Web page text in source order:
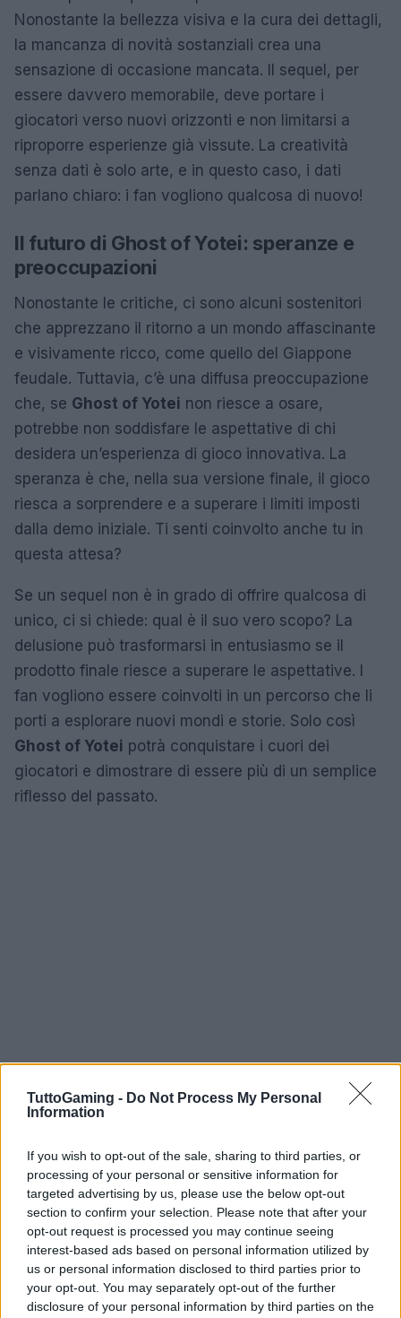
TuttoGaming - Do Not Process My Personal
Information
If you wish to opt-out of the sale, sharing to third parties, or
processing of your personal or sensitive information for
targeted advertising by us, please use the below opt-out
section to confirm your selection. Please note that after your
opt-out request is processed you may continue seeing
interest-based ads based on personal information utilized by
us or personal information disclosed to third parties prior to
your opt-out. You may separately opt-out of the further
disclosure of your personal information by third parties on the
Nonostante la bellezza visiva e la cura dei dettagli,
la mancanza di novità sostanziali crea una
sensazione di occasione mancata. Il sequel, per
essere davvero memorabile, deve portare i
giocatori verso nuovi orizzonti e non limitarsi a
riproporre esperienze già vissute. La creatività
senza dati è solo arte, e in questo caso, i dati
parlano chiaro: i fan vogliono qualcosa di nuovo!
Il futuro di Ghost of Yotei: speranze e
preoccupazioni
Nonostante le critiche, ci sono alcuni sostenitori
che apprezzano il ritorno a un mondo affascinante
e visivamente ricco, come quello del Giappone
feudale. Tuttavia, c’è una diffusa preoccupazione
che, se Ghost of Yotei non riesce a osare,
potrebbe non soddisfare le aspettative di chi
desidera un’esperienza di gioco innovativa. La
speranza è che, nella sua versione finale, il gioco
riesca a sorprendere e a superare i limiti imposti
dalla demo iniziale. Ti senti coinvolto anche tu in
questa attesa?
Se un sequel non è in grado di offrire qualcosa di
unico, ci si chiede: qual è il suo vero scopo? La
delusione può trasformarsi in entusiasmo se il
prodotto finale riesce a superare le aspettative. I
fan vogliono essere coinvolti in un percorso che li
porti a esplorare nuovi mondi e storie. Solo così
Ghost of Yotei potrà conquistare i cuori dei
giocatori e dimostrare di essere più di un semplice
riflesso del passato.
In definitiva, la questione dell’innovazione rispetto
alla continuità nei sequel è cruciale nel panorama
videoludico attuale.Ghost of Yoteirappresenta un
caso emblematico che invita a riflettere sulle scelte
creative degli sviluppatori e sulle aspettative dei
fan. In un’epoca in cui le esperienze di gioco